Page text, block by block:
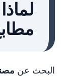
البحث عن